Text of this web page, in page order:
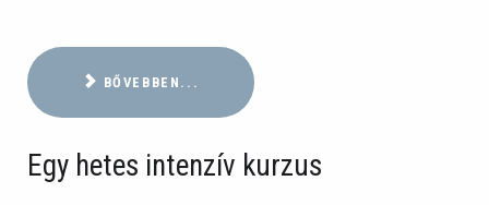
BŐVEBBEN...
Egy hetes intenzív kurzus